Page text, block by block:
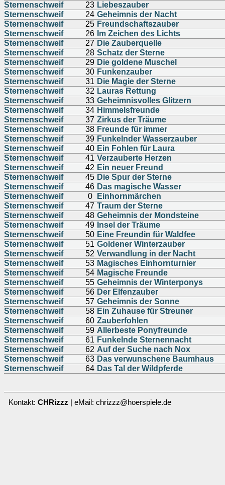
Sternenschweif
23 Liebeszauber
Sternenschweif
24 Geheimnis der Nacht
Sternenschweif
25 Freundschaftszauber
Sternenschweif
26 Im Zeichen des Lichts
Sternenschweif
27 Die Zauberquelle
Sternenschweif
28 Schatz der Sterne
Sternenschweif
29 Die goldene Muschel
Sternenschweif
30 Funkenzauber
Sternenschweif
31 Die Magie der Sterne
Sternenschweif
32 Lauras Rettung
Sternenschweif
33 Geheimnisvolles Glitzern
Sternenschweif
34 Himmelsfreunde
Sternenschweif
37 Zirkus der Träume
Sternenschweif
38 Freunde für immer
Sternenschweif
39 Funkelnder Wasserzauber
Sternenschweif
40 Ein Fohlen für Laura
Sternenschweif
41 Verzauberte Herzen
Sternenschweif
42 Ein neuer Freund
Sternenschweif
45 Die Spur der Sterne
Sternenschweif
46 Das magische Wasser
Sternenschweif
0
Einhornmärchen
Sternenschweif
47 Traum der Sterne
Sternenschweif
48 Geheimnis der Mondsteine
Sternenschweif
49 Insel der Träume
Sternenschweif
50 Eine Freundin für Waldfee
Sternenschweif
51 Goldener Winterzauber
Sternenschweif
52 Verwandlung in der Nacht
Sternenschweif
53 Magisches Einhornturnier
Sternenschweif
54 Magische Freunde
Sternenschweif
55 Geheimnis der Winterponys
Sternenschweif
56 Der Elfenzauber
Sternenschweif
57 Geheimnis der Sonne
Sternenschweif
58 Ein Zuhause für Streuner
Sternenschweif
60 Zauberfohlen
Sternenschweif
59 Allerbeste Ponyfreunde
Sternenschweif
61 Funkelnde Sternennacht
Sternenschweif
62 Auf der Suche nach Nox
Sternenschweif
63 Das verwunschene Baumhaus
Sternenschweif
64 Das Tal der Wildpferde
Kontakt: CHRizzz | eMail: chrizzz@hoerspiele.de